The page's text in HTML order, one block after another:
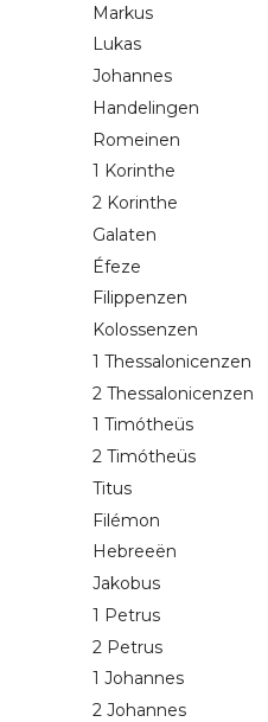
Markus
Lukas
Johannes
Handelingen
Romeinen
1 Korinthe
2 Korinthe
Galaten
Éfeze
Filippenzen
Kolossenzen
1 Thessalonicenzen
2 Thessalonicenzen
1 Timótheüs
2 Timótheüs
Titus
Filémon
Hebreeën
Jakobus
1 Petrus
2 Petrus
1 Johannes
2 Johannes